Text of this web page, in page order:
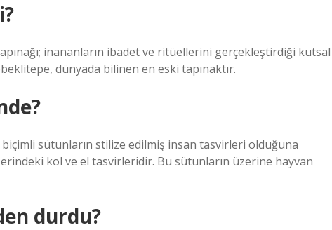
inananların ibadet ve ritüellerini gerçekleştirdiği kutsal
dünyada bilinen en eski tapınaktır.
sütunların stilize edilmiş insan tasvirleri olduğuna
kol ve el tasvirleridir. Bu sütunların üzerine hayvan
durdu?